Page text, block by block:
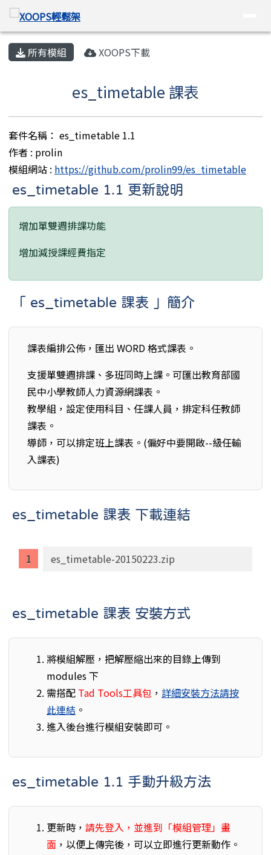
跳至主內容區
XOOPS輕鬆架
導覽列
主內容區域
所有模組 XOOPS下載
es_timetable 課表
套件名稱： es_timetable 1.1
作者 : prolin
模組網站 : https://github.com/prolin99/es_timetable
es_timetable 1.1 更新說明
增加單雙週排課功能
增加減授課經費指定
「 es_timetable 課表 」簡介
課表編排公佈，匯出 WORD 格式課表。
支援單雙週排課、多班同時上課。可匯出教育部國
民中小學教師人力資源網課表。
教學組，設定使用科目、任課人員，排定科任教師
課表。
導師，可以排定班上課表。(偏好中要開啟--級任輸
入課表)
es_timetable 課表 下載連結
es_timetable-20150223.zip
es_timetable 課表 安裝方式
將模組解壓，把解壓縮出來的目錄上傳到
modules 下
需搭配 Tad Tools工具包 ， 詳細安裝方法請按
此連結 。
進入後台進行模組安裝即可。
es_timetable 1.1 手動升級方法
更新時， 請先登入，並進到「模組管理」畫
面 ，以便上傳完後，可以立即進行更新動作。
頁尾區域